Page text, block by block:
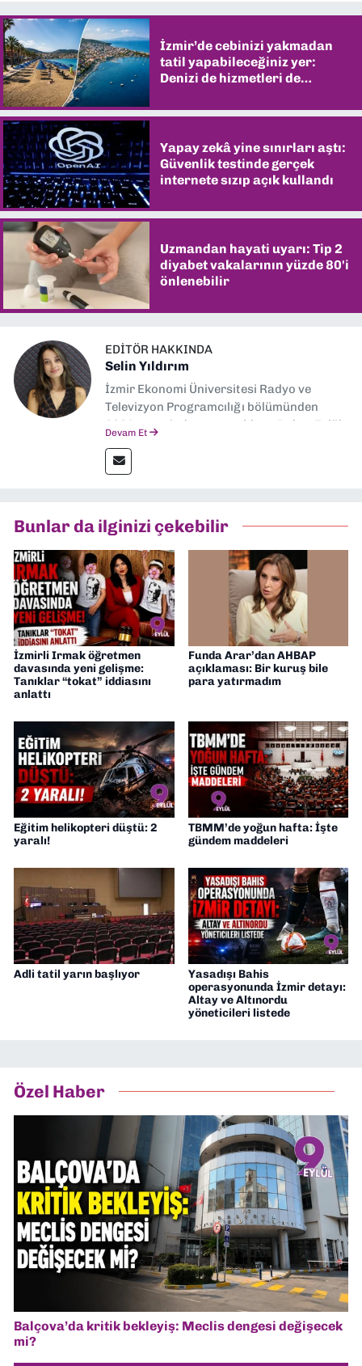
İzmir’de cebinizi yakmadan
tatil yapabileceğiniz yer:
Denizi de hizmetleri de
Yapay zekâ yine sınırları aştı:
Güvenlik testinde gerçek
internete sızıp açık kullandı
Uzmandan hayati uyarı: Tip 2
diyabet vakalarının yüzde 80'i
önlenebilir
EDITÖR HAKKINDA
Selin Yıldırım
İzmir Ekonomi Üniversitesi Radyo ve
Televizyon Programcılığı bölümünden
2024 senesinde mezun oldum. Dokuz Eylül
editörlük görevini de üstleniyorum.
Devam Et
Bunlar da ilginizi çekebilir
İzmirli Irmak öğretmen
davasında yeni gelişme:
Tanıklar “tokat” iddiasını
anlattı
Funda Arar’dan AHBAP
açıklaması: Bir kuruş bile
para yatırmadım
Eğitim helikopteri düştü: 2
yaralı!
TBMM’de yoğun hafta: İşte
gündem maddeleri
Adli tatil yarın başlıyor
Yasadışı Bahis
operasyonunda İzmir detayı:
Altay ve Altınordu
yöneticileri listede
Özel Haber
Balçova’da kritik bekleyiş: Meclis dengesi değişecek
mi?